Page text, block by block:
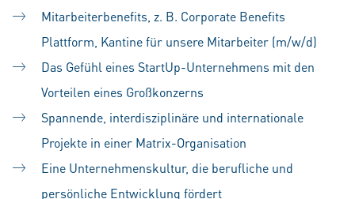
Mitarbeiterbenefits, z. B. Corporate Benefits
Plattform, Kantine für unsere Mitarbeiter (m/w/d)
Das Gefühl eines StartUp-Unternehmens mit den
Vorteilen eines Großkonzerns
Spannende, interdisziplinäre und internationale
Projekte in einer Matrix-Organisation
Eine Unternehmenskultur, die berufliche und
persönliche Entwicklung fördert